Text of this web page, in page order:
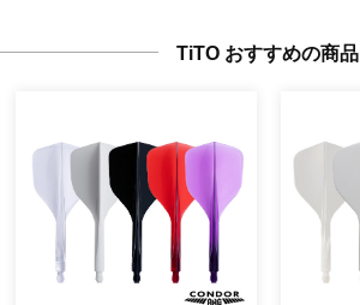
TiTO おすすめの商品